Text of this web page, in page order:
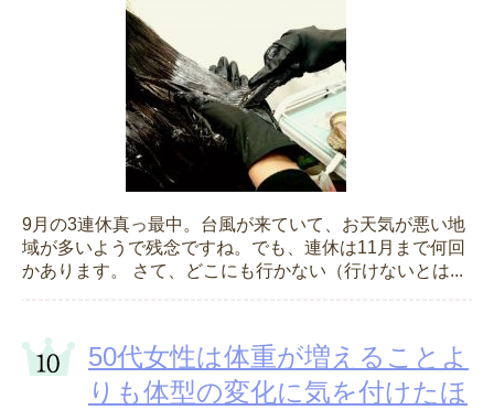
9月の3連休真っ最中。台風が来ていて、お天気が悪い地
域が多いようで残念ですね。でも、連休は11月まで何回
かあります。 さて、どこにも行かない（行けないとは...
50代女性は体重が増えることよ
りも体型の変化に気を付けたほ